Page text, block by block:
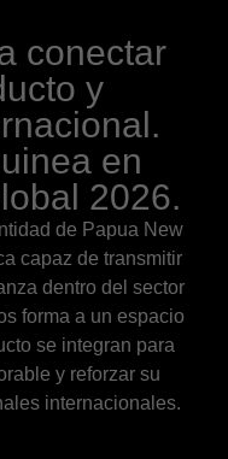
conectar
y
en
2026.
de Papua New
capaz de transmitir
dentro del sector
forma a un espacio
se integran para
y reforzar su
internacionales.